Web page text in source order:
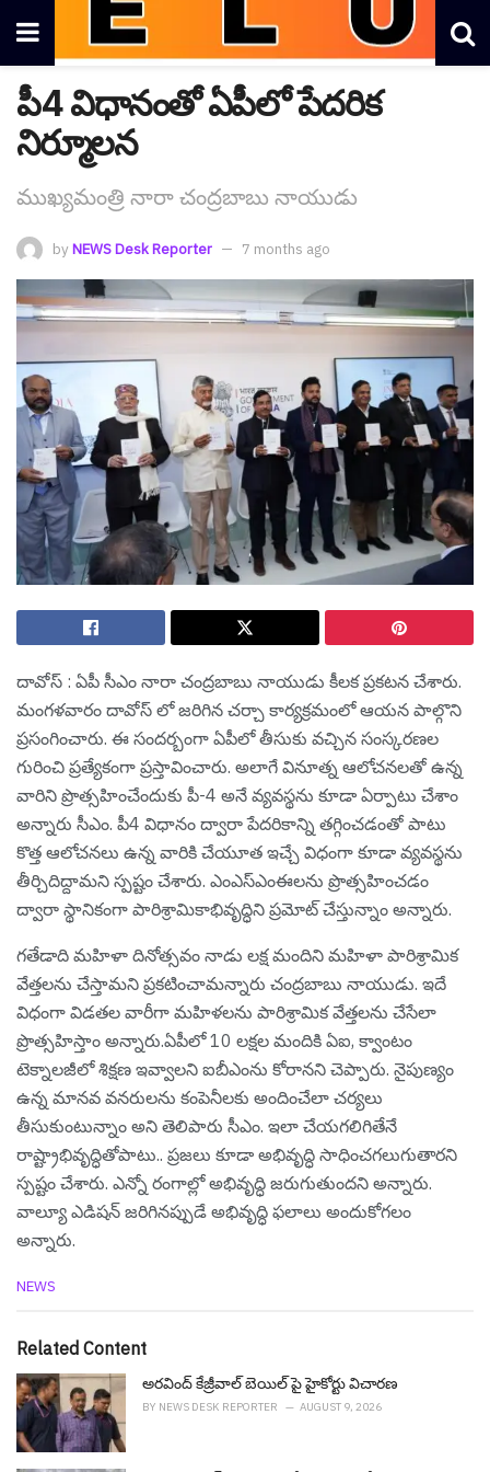
పీ4 విధానంతో ఏపీలో పేదరిక
నిర్మూల‌న
ముఖ్య‌మంత్రి నారా చంద్ర‌బాబు నాయుడు
by NEWS Desk Reporter 7 months ago
దావోస్ : ఏపీ సీఎం నారా చంద్ర‌బాబు నాయుడు కీల‌క ప్ర‌క‌ట‌న చేశారు.
మంగ‌ళ‌వారం దావోస్ లో జ‌రిగిన చ‌ర్చా కార్య‌క్ర‌మంలో ఆయ‌న పాల్గొని
ప్ర‌సంగించారు. ఈ సంద‌ర్బంగా ఏపీలో తీసుకు వ‌చ్చిన సంస్క‌ర‌ణ‌ల
గురించి ప్ర‌త్యేకంగా ప్ర‌స్తావించారు. అలాగే వినూత్న ఆలోచనలతో ఉన్న
వారిని ప్రొత్సహించేందుకు పీ-4 అనే వ్యవస్థను కూడా ఏర్పాటు చేశాం
అన్నారు సీఎం. పీ4 విధానం ద్వారా పేదరికాన్ని తగ్గించడంతో పాటు
కొత్త ఆలోచనలు ఉన్న వారికి చేయూత ఇచ్చే విధంగా కూడా వ్యవస్థను
తీర్చిదిద్దామ‌ని స్ప‌ష్టం చేశారు. ఎంఎస్ఎంఈలను ప్రొత్సహించడం
ద్వారా స్థానికంగా పారిశ్రామికాభివృద్ధిని ప్రమోట్ చేస్తున్నాం అన్నారు.
గతేడాది మహిళా దినోత్సవం నాడు లక్ష మందిని మహిళా పారిశ్రామిక
వేత్తలను చేస్తామని ప్రకటించామ‌న్నారు చంద్ర‌బాబు నాయుడు. ఇదే
విధంగా విడతల వారీగా మహిళలను పారిశ్రామిక వేత్తలను చేసేలా
ప్రొత్సహిస్తాం అన్నారు.ఏపీలో 10 లక్షల మందికి ఏఐ, క్వాంటం
టెక్నాలజీలో శిక్షణ ఇవ్వాలని ఐబీఎంను కోరానని చెప్పారు. నైపుణ్యం
ఉన్న మానవ వనరులను కంపెనీలకు అందించేలా చర్యలు
తీసుకుంటున్నాం అని తెలిపారు సీఎం. ఇలా చేయగలిగితేనే
రాష్ట్రాభివృద్ధితోపాటు.. ప్రజలు కూడా అభివృద్ధి సాధించగలుగుతారని
స్ప‌ష్టం చేశారు. ఎన్నో రంగాల్లో అభివృద్ధి జరుగుతుందని అన్నారు.
వాల్యూ ఎడిషన్ జరిగినప్పుడే అభివృద్ధి ఫలాలు అందుకోగలం
అన్నారు.
C
e
o
r
i
e
NEWS
Related Content
అర‌వింద్ కేజ్రీవాల్ బెయిల్ పై హైకోర్టు విచార‌ణ
BY NEWS DESK REPORTER AUGUST 9, 2026